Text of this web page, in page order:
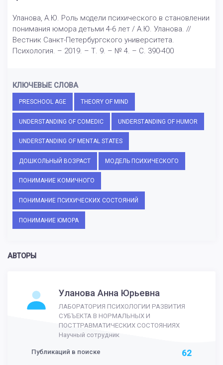
Уланова, А.Ю. Роль модели психического в становлении
понимания юмора детьми 4-6 лет / А.Ю. Уланова. //
Вестник Санкт-Петербургского университета.
Психология. – 2019. – Т. 9. – № 4. – С. 390-400
КЛЮЧЕВЫЕ СЛОВА
PRESCHOOL AGE THEORY OF MIND
UNDERSTANDING OF COMEDIC UNDERSTANDING OF HUMOR
UNDERSTANDING OF MENTAL STATES
ДОШКОЛЬНЫЙ ВОЗРАСТ МОДЕЛЬ ПСИХИЧЕСКОГО
ПОНИМАНИЕ КОМИЧНОГО
ПОНИМАНИЕ ПСИХИЧЕСКИХ СОСТОЯНИЙ
ПОНИМАНИЕ ЮМОРА
АВТОРЫ
Уланова Анна Юрьевна
ЛАБОРАТОРИЯ ПСИХОЛОГИИ РАЗВИТИЯ
СУБЪЕКТА В НОРМАЛЬНЫХ И
ПОСТТРАВМАТИЧЕСКИХ СОСТОЯНИЯХ
Научный сотрудник
Публикаций в поиске 62